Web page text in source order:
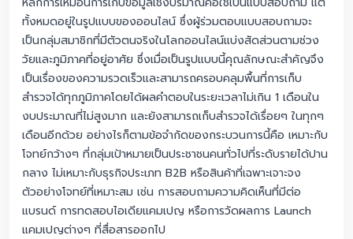
ทั้งหมดอยู่ในรูปแบบของออนไลน์ ซึ่งผู้ร่วมตอบแบบสอบถามจะ
เป็นกลุ่มสมาชิกที่มีตัวตนจริงในโลกออนไลน์แบ่งสัดส่วนตามช่วง
วัยและภูมิภาคที่อยู่อาศัย ซึ่งเมื่อเป็นรูปแบบนี้คุณลักษณะสำคัญจึง
เป็นเรื่องของความรวดเร็วและสามารถครอบคลุมพื้นที่การเก็บ
สำรวจได้ทุกภูมิภาคโดยได้ผลคำตอบในระยะเวลาไม่เกิน 1 เดือนใน
งบประมาณที่ไม่สูงมาก และยังสามารถเก็บสำรวจได้เรื่อยๆ ในทุกๆ
เดือนอีกด้วย อย่างไรก็ตามข้อจำกัดของกระบวนการนี้คือ เหมาะกับ
โจทย์กว้างๆ ที่กลุ่มเป้าหมายเป็นประชาชนคนทั่วไปที่ระดับรายได้ปาน
กลาง ไม่เหมาะกับธุรกิจประเภท B2B หรือสินค้าที่เฉพาะเจาะจง
ตัวอย่างโจทย์ที่เหมาะสม เช่น การสอบถามความคิดเห็นที่มีต่อ
แบรนด์ การทดสอบไอเดียแคมเปญ หรือการวัดผลการ Launch
แคมเปญต่างๆ ที่สื่อสารออกไป